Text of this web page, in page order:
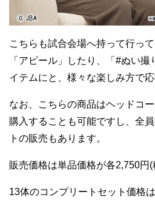
こちらも試合会場へ持って行っ
「アピール」したり、「#ぬい
イテムにと、様々な楽しみ方で応
なお、こちらの商品はヘッドコ
購入することも可能ですし、全
トの販売もあります。
販売価格は単品価格が各2,750円
13体のコンプリートセット価格